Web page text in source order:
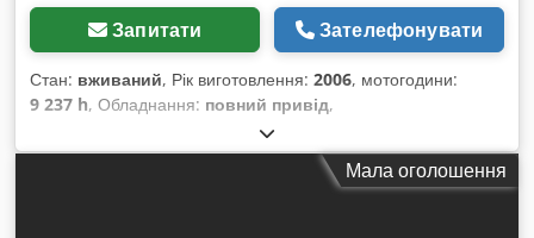
Запитати Зателефонувати
Стан: вживаний, Рік виготовлення: 2006, мотогодини:
9 237 h, Обладнання: повний привід,
Мала оголошення